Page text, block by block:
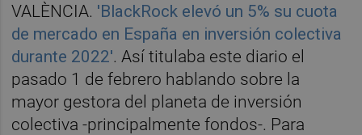
VALÈNCIA. 'BlackRock elevó un 5% su cuota
de mercado en España en inversión colectiva
durante 2022'. Así titulaba este diario el
pasado 1 de febrero hablando sobre la
mayor gestora del planeta de inversión
colectiva -principalmente fondos-. Para